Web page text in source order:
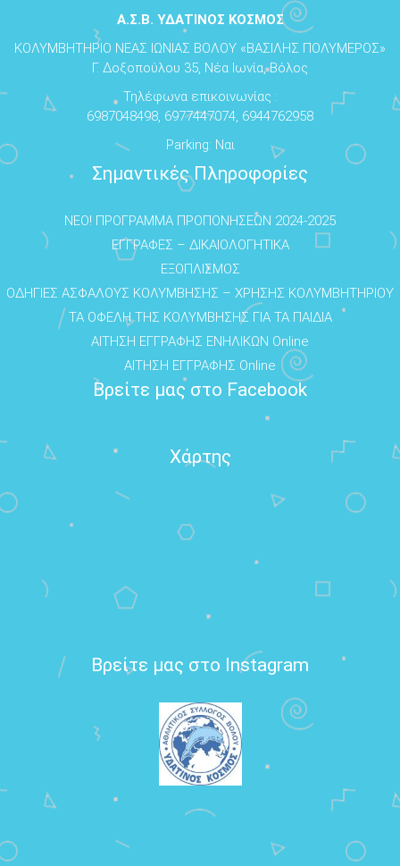
Α.Σ.Β. ΥΔΑΤΙΝΟΣ ΚΟΣΜΟΣ
ΚΟΛΥΜΒΗΤΗΡΙΟ ΝΕΑΣ ΙΩΝΙΑΣ ΒΟΛΟΥ «ΒΑΣΙΛΗΣ ΠΟΛΥΜΕΡΟΣ»
Γ. Δοξοπούλου 35, Νέα Ιωνία, Βόλος
Τηλέφωνα επικοινωνίας :
6987048498, 6977447074, 6944762958
Parking: Ναι
Σημαντικές Πληροφορίες
NEO! ΠΡΟΓΡΑΜΜΑ ΠΡΟΠΟΝΗΣΕΩΝ 2024-2025
ΕΓΓΡΑΦΕΣ – ΔΙΚΑΙΟΛΟΓΗΤΙΚΑ
ΕΞΟΠΛΙΣΜΟΣ
ΟΔΗΓΙΕΣ ΑΣΦΑΛΟΥΣ ΚΟΛΥΜΒΗΣΗΣ – ΧΡΗΣΗΣ ΚΟΛΥΜΒΗΤΗΡΙΟΥ
ΤΑ ΟΦΕΛΗ ΤΗΣ ΚΟΛΥΜΒΗΣΗΣ ΓΙΑ ΤΑ ΠΑΙΔΙΑ
ΑΙΤΗΣΗ ΕΓΓΡΑΦΗΣ ΕΝΗΛΙΚΩΝ Online
ΑΙΤΗΣΗ ΕΓΓΡΑΦΗΣ Online
Βρείτε μας στο Facebook
Χάρτης
Βρείτε μας στο Instagram